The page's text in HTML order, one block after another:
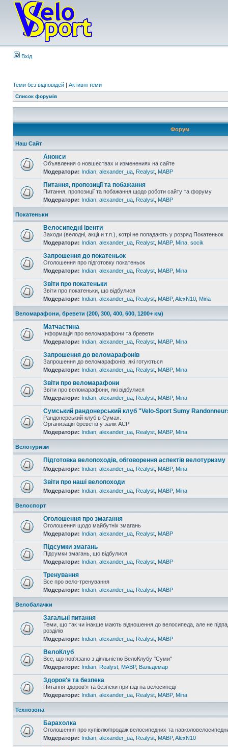
Вхід
Теми без відповідей | Активні теми
Список форумів
Форум
Наш Сайт
Анонси
Объявления о новшествах и изменениях на сайте
Модератори: Indian alexander_ua Realyst MABP
Питання, пропозиції та побажання
Питання, пропозиції та побажання щодо роботи сайту та форуму
Модератори: Indian alexander_ua Realyst MABP
Покатеньки
Велосипедні івенти
Заходи (велодні, акції и т.п.), котрі не попадають у розряд Покатеньок
Модератори: Indian alexander_ua Realyst MABP, Mina socik
Запрошення до покатеньок
Оголошення про підготовку покатеньок
Модератори: Indian alexander_ua Realyst MABP, Mina
Звіти про покатеньки
Звіти про покатеньки, що відбулися
Модератори: Indian alexander_ua Realyst MABP, AlexN10 Mina
Веломарафони, бревети (200, 300, 400, 600, 1200+ км)
Матчастина
Інформація про веломарафони та бревети
Модератори: Indian alexander_ua Realyst MABP, Mina
Запрошення до веломарафонів
Запрошення до веломарафонів, які готуються
Модератори: Indian alexander_ua Realyst MABP, Mina
Звіти про веломарафони
Звіти про веломарафони, які відбулися
Модератори: Indian alexander_ua Realyst MABP, Mina
Сумський рандонерський клуб "Velo-Sport Sumy
Рандонерський клуб в Сумах.
Организація бреветів у залік АСР
Модератори: Indian alexander_ua Realyst MABP, Mina
Велотуризм
Підготовка велопоходів, обговорення аспектів велотуризму
Модератори: Indian alexander_ua Realyst MABP, Mina
Звіти про наші велопоходи
Модератори: Indian alexander_ua Realyst MABP, Mina
Велоспорт
Оголошення про змагання
Оголошення щодо майбутніх змагань
Модератори: Indian alexander_ua Realyst MABP
Підсумки змагань
Підсумки змагань, що відбулися
Модератори: Indian alexander_ua Realyst MABP
Тренування
Все про вело-тренування
Модератори: Indian alexander_ua Realyst MABP
Велобалачки
Загальні питання
Теми, що так чи інакше мають відношення до велосипеда, але не
розділів
Модератори: Indian alexander_ua Realyst MABP
ВелоКлуб
Все, що пов'язано з діяльністю ВелоКлубу "Суми"
Модератори: Indian Realyst MABP, Вальдемар
Здоров'я та безпека
Питання здоров'я та безпеки при їзді на велосипеді
Модератори: Indian alexander_ua Realyst MABP, Mina
Технозона
Барахолка
Оголошення про купівлю/продаж велосипедних та
Модератори: Indian alexander_ua Realyst MABP, AlexN10